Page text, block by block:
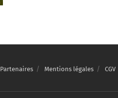
Partenaires Mentions légales CGV